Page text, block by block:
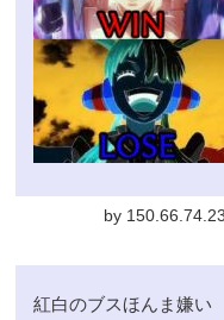
by
紅白のブスほんま嫌い